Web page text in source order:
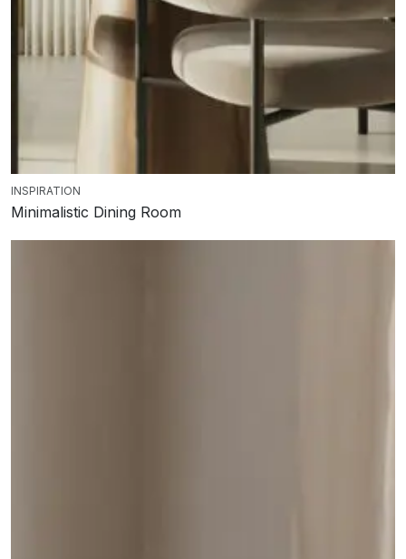
INSPIRATION
Minimalistic Dining Room